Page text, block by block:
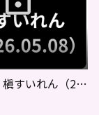
【VIDEO】槇すいれん（2026.05.08）